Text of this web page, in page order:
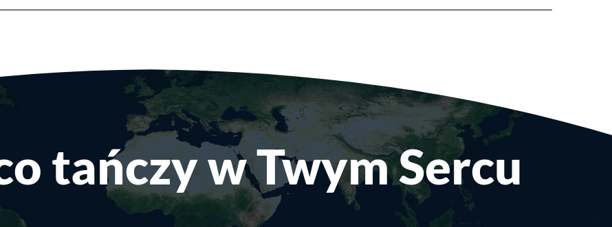
tańczy w Twym Sercu